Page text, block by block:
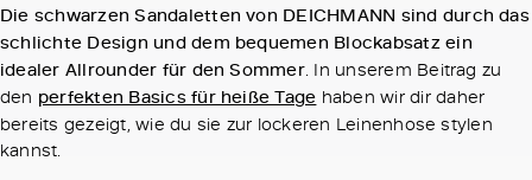
Die schwarzen Sandaletten von DEICHMANN sind durch das
schlichte Design und dem bequemen Blockabsatz ein
idealer Allrounder für den Sommer. In unserem Beitrag zu
den perfekten Basics für heiße Tage haben wir dir daher
bereits gezeigt, wie du sie zur lockeren Leinenhose stylen
kannst.